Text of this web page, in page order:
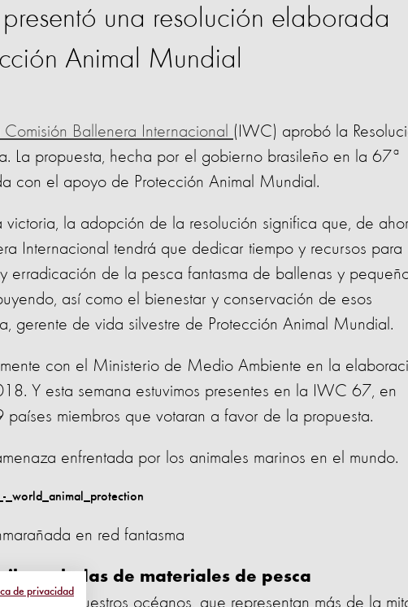
una resolución elaborada
Animal Mundial
Comisión Ballenera Internacional (IWC) aprobó la
La propuesta, hecha por el gobierno brasileño en la 67ª
con el apoyo de Protección Animal Mundial.
victoria, la adopción de la resolución significa que, de
Internacional tendrá que dedicar tiempo y recursos para
erradicación de la pesca fantasma de ballenas y
así como el bienestar y conservación de esos
gerente de vida silvestre de Protección Animal Mundial.
con el Ministerio de Medio Ambiente en la
Y esta semana estuvimos presentes en la IWC 67, en
miembros que votaran a favor de la propuesta.
enfrentada por los animales marinos en el mundo.
en red fantasma
toneladas de materiales de pesca
año en nuestros océanos, que representan más de la
de privacidad